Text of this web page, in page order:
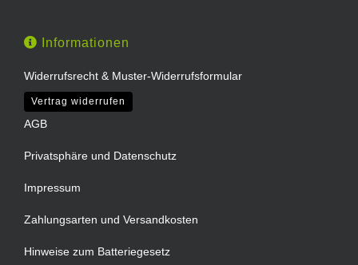
Informationen
Widerrufsrecht & Muster-Widerrufsformular
Vertrag widerrufen
AGB
Privatsphäre und Datenschutz
Impressum
Zahlungsarten und Versandkosten
Hinweise zum Batteriegesetz